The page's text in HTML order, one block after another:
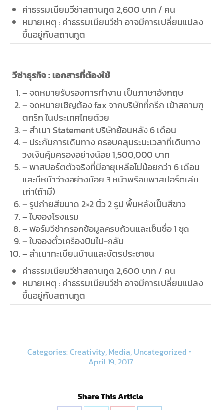
ค่าธรรมเนียมวีซ่าสถานทูต 2,600 บาท / คน
หมายเหตุ : ค่าธรรมเนียมวีซ่า อาจมีการเปลี่ยนแปลง
ขึ้นอยู่กับสถานทูต
วีซ่าธุรกิจ : เอกสารที่ต้องใช้
– จดหมายรับรองการทำงาน เป็นภาษาอังกฤษ
– จดหมายเชิญต้อง fax จากบริษัทที่กรีก เข้าสถามฑู
ตกรีก ในประเทศไทยด้วย
– สำเนา Statement บริษัทย้อนหลัง 6 เดือน
– ประกันการเดินทาง ครอบคลุมระบะเวลาที่เดินทาง
วงเงินคุ้มครองอย่างน้อย 1,500,000 บาท
– พาสปอร์ตตัวจริงที่มีอายุเหลือไม่น้อยกว่า 6 เดือน
และมีหน้าว่างอย่างน้อย 3 หน้าพร้อมพาสปอร์ตเล่ม
เก่า(ถ้ามี)
– รูปถ่ายสีขนาด 2×2 นิ้ว 2 รูป พื้นหลังเป็นสีขาว
– ใบจองโรงแรม
– ฟอร์มวีซ่ากรอกข้อมูลครบถ้วนและเซ็นชื่อ 1 ชุด
– ใบจองตั๋วเครื่องบินไป-กลับ
– สำเนาทะเบียนบ้านและบัตรประชาชน
ค่าธรรมเนียมวีซ่าสถานทูต 2,600 บาท / คน
หมายเหตุ : ค่าธรรมเนียมวีซ่า อาจมีการเปลี่ยนแปลง
ขึ้นอยู่กับสถานทูต
Categories: Creativity, Media, Uncategorized
April 19, 2017
Share This Article